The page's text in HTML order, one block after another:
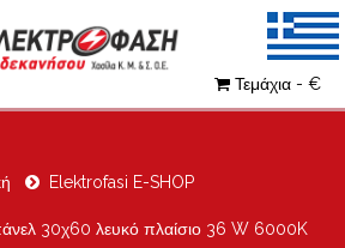
Τεμάχια - €
Elektrofasi E-SHOP
30χ60 λευκό πλαίσιο 36 W 6000K